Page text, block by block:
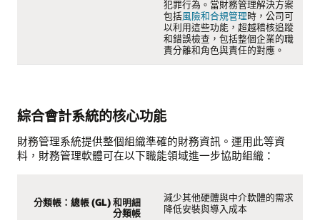
犯罪行為。當財務管理解決方案
包括風險和合規管理時，公司可
以利用這些功能，超越稽核追蹤
和錯誤檢查，包括整個企業的職
責分離和角色與責任的對應。
綜合會計系統的核心功能
財務管理系統提供整個組織準確的財務資訊。運用此等資
料，財務管理軟體可在以下職能領域進一步協助組織：
分類帳：總帳 (GL) 和明細
分類帳
減少其他硬體與中介軟體的需求
降低安裝與導入成本